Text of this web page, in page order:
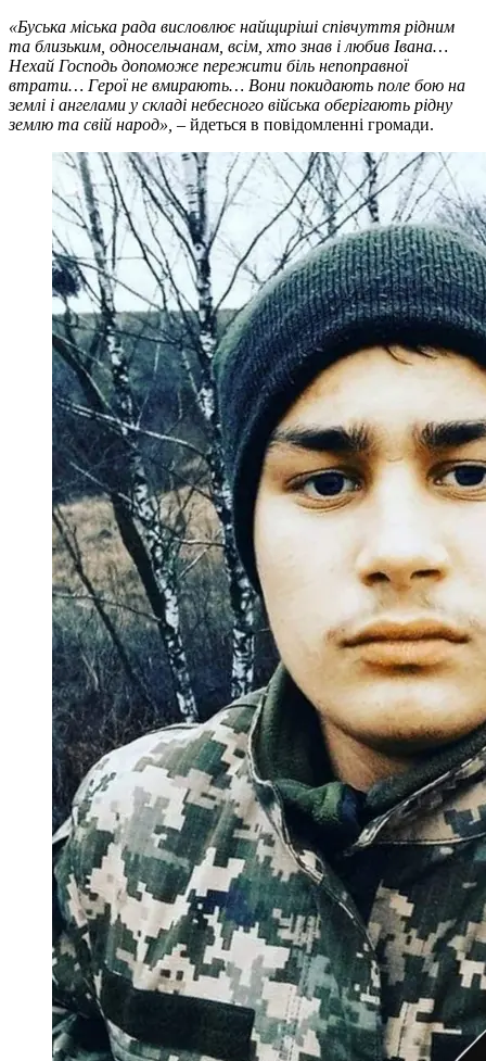
«Буська міська рада висловлює найщиріші співчуття рідним
та близьким, односельчанам, всім, хто знав і любив Івана…
Нехай Господь допоможе пережити біль непоправної
втрати… Герої не вмирають… Вони покидають поле бою на
землі і ангелами у складі небесного війська оберігають рідну
землю та свій народ», – йдеться в повідомленні громади.